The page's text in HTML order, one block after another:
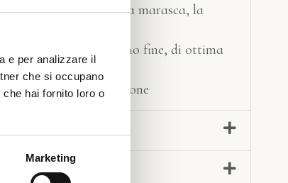
e per analizzare il
che si occupano
hai fornito loro o
Marketing
il lampone e la marasca, la
con un tannino fine, di ottima
che cotti e cacciagione